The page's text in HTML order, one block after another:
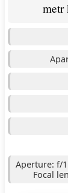
metr
Aperture: f/
Focal